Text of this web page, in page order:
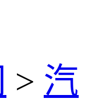
> 汽